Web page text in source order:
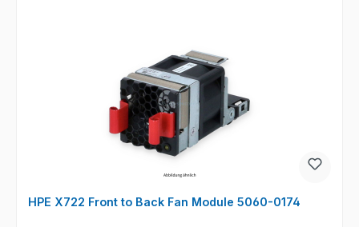
HPE X722 Front to Back Fan Module 5060-0174